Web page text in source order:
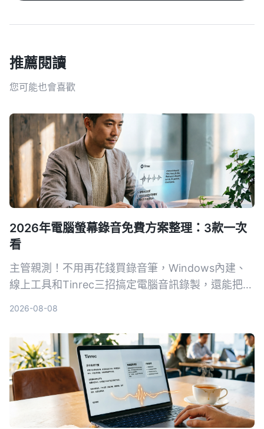
推薦閱讀
您可能也會喜歡
2026年電腦螢幕錄音免費方案整理：3款一次
看
主管親測！不用再花錢買錄音筆，Windows內建、
線上工具和Tinrec三招搞定電腦音訊錄製，還能把會
2026-08-08